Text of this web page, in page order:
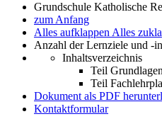
Grundschule Katholische
zum Anfang
Alles aufklappen Alles
Anzahl der Lernziele und -
Inhaltsverzeichnis
Teil Grundlagen
Teil
Dokument als PDF
Kontaktformular